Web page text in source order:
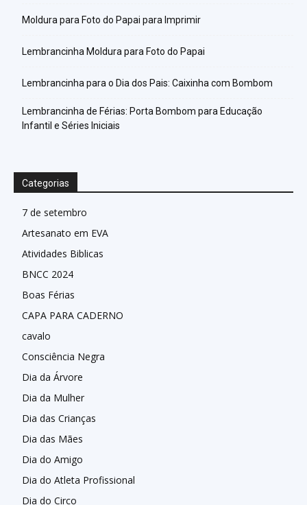
Moldura para Foto do Papai para Imprimir
Lembrancinha Moldura para Foto do Papai
Lembrancinha para o Dia dos Pais: Caixinha com Bombom
Lembrancinha de Férias: Porta Bombom para Educação
Infantil e Séries Iniciais
Categorias
7 de setembro
Artesanato em EVA
Atividades Biblicas
BNCC 2024
Boas Férias
CAPA PARA CADERNO
cavalo
Consciência Negra
Dia da Árvore
Dia da Mulher
Dia das Crianças
Dia das Mães
Dia do Amigo
Dia do Atleta Profissional
Dia do Circo